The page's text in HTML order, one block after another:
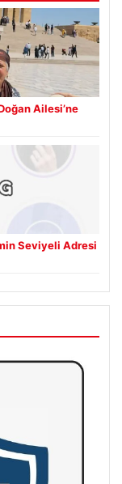
Ailesi’ne
Seviyeli Adresi